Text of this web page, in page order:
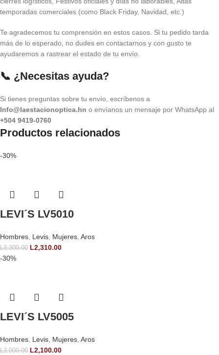
temporadas comerciales (como Black Friday, Navidad, etc.)
Te agradecemos tu comprensión en estos casos. Si tu pedido tarda
más de lo esperado, no dudes en contactarnos y con gusto te
ayudaremos a rastrear el estado de tu envío.
📞 ¿Necesitas ayuda?
Si tienes preguntas sobre tu envío, escríbenos a
Info@laestacionoptica.hn o envíanos un mensaje por WhatsApp al
+504 9419-0760
Productos relacionados
-30%
LEVI´S LV5010
Hombres, Levis, Mujeres, Aros
L3,300.00 L2,310.00
-30%
LEVI´S LV5005
Hombres, Levis, Mujeres, Aros
L3,000.00 L2,100.00